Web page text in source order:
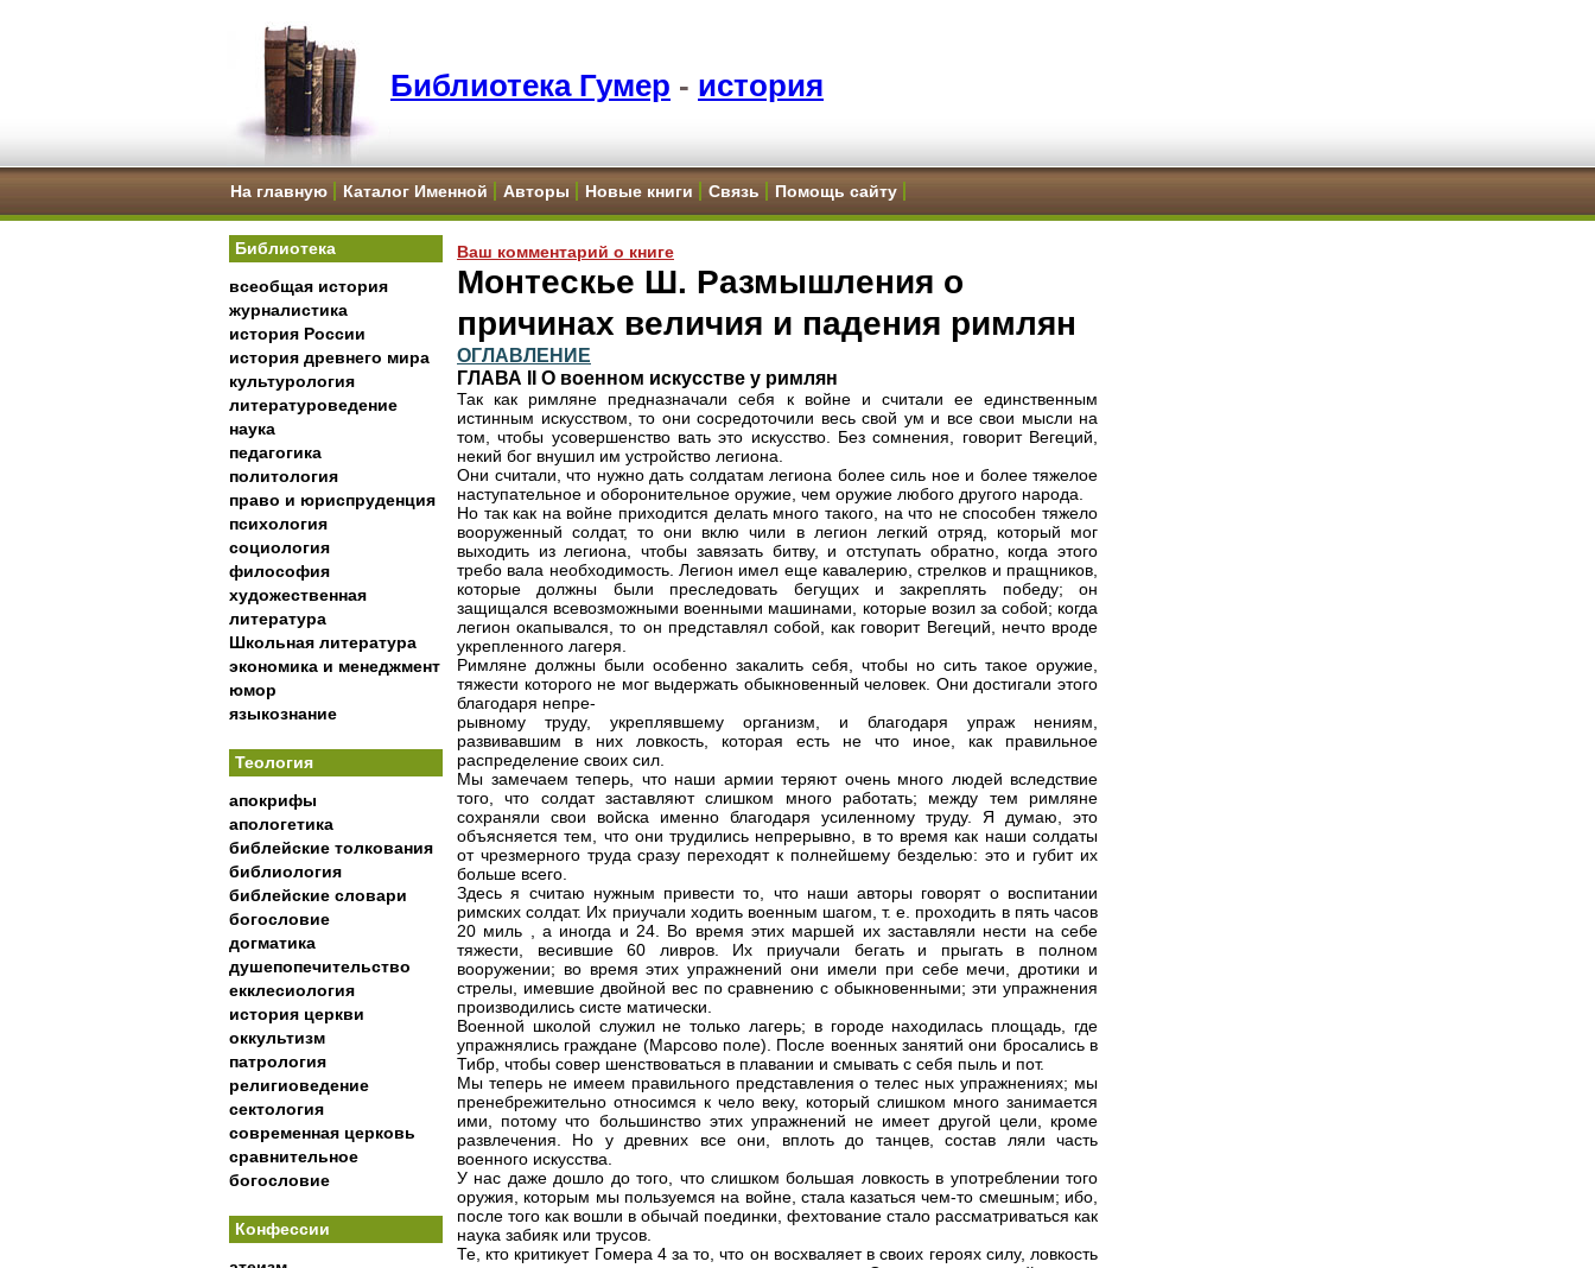
Библиотека Гумер - история
На главную Каталог Именной Авторы Новые книги Связь Помощь сайту
Библиотека
всеобщая история
журналистика
история России
история древнего мира
культурология
литературоведение
наука
педагогика
политология
право и юриспруденция
психология
социология
философия
художественная
литература
Школьная литература
экономика и менеджмент
юмор
языкознание
Теология
апокрифы
апологетика
библейские толкования
библиология
библейские словари
богословие
догматика
душепопечительство
екклесиология
история церкви
оккультизм
патрология
религиоведение
сектология
современная церковь
сравнительное
богословие
Конфессии
Ваш комментарий о книге
Монтескье Ш. Размышления о
причинах величия и падения римлян
ОГЛАВЛЕНИЕ
ГЛАВА II О военном искусстве у римлян
Так как римляне предназначали себя к войне и считали ее единственным
истинным искусством, то они сосредоточили весь свой ум и все свои мысли на
том, чтобы усовершенство вать это искусство. Без сомнения, говорит Вегеций,
некий бог внушил им устройство легиона.
Они считали, что нужно дать солдатам легиона более силь ное и более тяжелое
наступательное и оборонительное оружие, чем оружие любого другого народа.
Но так как на войне приходится делать много такого, на что не способен тяжело
вооруженный солдат, то они вклю чили в легион легкий отряд, который мог
выходить из легиона, чтобы завязать битву, и отступать обратно, когда этого
требо вала необходимость. Легион имел еще кавалерию, стрелков и пращников,
которые должны были преследовать бегущих и закреплять победу; он
защищался всевозможными военными машинами, которые возил за собой; когда
легион окапывался, то он представлял собой, как говорит Вегеций, нечто вроде
укрепленного лагеря.
Римляне должны были особенно закалить себя, чтобы но сить такое оружие,
тяжести которого не мог выдержать обыкновенный человек. Они достигали этого
благодаря непре-
рывному труду, укреплявшему организм, и благодаря упраж нениям,
развивавшим в них ловкость, которая есть не что иное, как правильное
распределение своих сил.
Мы замечаем теперь, что наши армии теряют очень много людей вследствие
того, что солдат заставляют слишком много работать; между тем римляне
сохраняли свои войска именно благодаря усиленному труду. Я думаю, это
объясняется тем, что они трудились непрерывно, в то время как наши солдаты
от чрезмерного труда сразу переходят к полнейшему безделью: это и губит их
больше всего.
Здесь я считаю нужным привести то, что наши авторы говорят о воспитании
римских солдат. Их приучали ходить военным шагом, т. е. проходить в пять часов
20 миль , а иногда и 24. Во время этих маршей их заставляли нести на себе
тяжести, весившие 60 ливров. Их приучали бегать и прыгать в полном
вооружении; во время этих упражнений они имели при себе мечи, дротики и
стрелы, имевшие двойной вес по сравнению с обыкновенными; эти упражнения
производились систе матически.
Военной школой служил не только лагерь; в городе находилась площадь, где
упражнялись граждане (Марсово поле). После военных занятий они бросались в
Тибр, чтобы совер шенствоваться в плавании и смывать с себя пыль и пот.
Мы теперь не имеем правильного представления о телес ных упражнениях; мы
пренебрежительно относимся к чело веку, который слишком много занимается
ими, потому что большинство этих упражнений не имеет другой цели, кроме
развлечения. Но у древних все они, вплоть до танцев, состав ляли часть
военного искусства.
У нас даже дошло до того, что слишком большая ловкость в употреблении того
оружия, которым мы пользуемся на войне, стала казаться чем-то смешным; ибо,
после того как вошли в обычай поединки, фехтование стало рассматриваться как
наука забияк или трусов.
Те, кто критикует Гомера 4 за то, что он восхваляет в своих героях силу, ловкость